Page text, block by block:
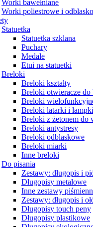
Worki bawełniane
Worki poliestrowe i
Statuetka
Statuetka szklana
Puchary
Medale
Etui na statuetki
Breloki
Breloki kształty
Breloki otwieracze do
Breloki
Breloki latarki i lampki
Breloki z żetonem do
Breloki antystresy
Breloki odblaskowe
Breloki miarki
Inne breloki
Do pisania
Zestawy: długopis i
Długopisy metalowe
Inne zestawy
Zestawy: długopis i
Długopisy touch peny
Długopisy plastikowe